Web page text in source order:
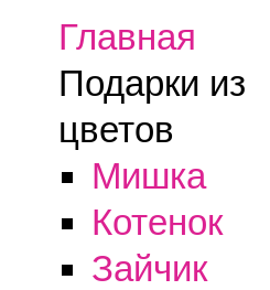
Главная
Подарки из
цветов
Мишка
Котенок
Зайчик